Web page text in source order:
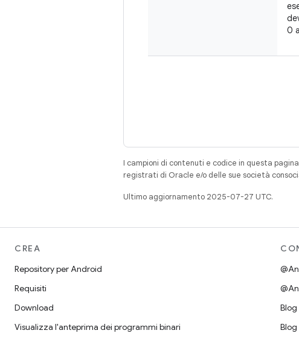
0
I campioni di contenuti e codice in questa
registrati di Oracle e/o delle sue società
Ultimo aggiornamento 2025-07-27 UTC.
CREA
Repository per Android
Requisiti
Download
Visualizza l'anteprima dei programmi binari